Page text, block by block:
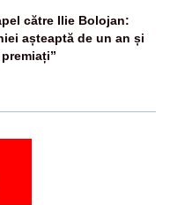
către Ilie Bolojan:
așteaptă de un an și